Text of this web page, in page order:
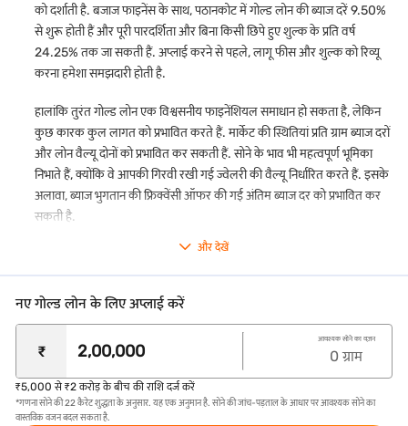
पार्ट-रिलीज़ सुविधा
हमारीगोल्ड लोन पार्ट रिलीज़ सुविधाके साथ, आप अपने लोन के एक हिस्से का
पुनर्भुगतान कर सकते हैं और अपनी लोन अवधि समाप्त होने से पहले अपनी गोल्ड
ज्वेलरी का एक हिस्सा वापस ले सकते हैं.
अपने लोन का एक हिस्सा पहले ही चुकाएं या बिना किसी अतिरिक्त लागत के पूरी
राशि का भुगतान करें.
पारदर्शी मूल्यांकन
यह सुनिश्चित करने के लिए कि आपको अपने सोने के लिए सर्वश्रेष्ठ वैल्यू मिलती है,
हम अपनी सभी शाखा में टॉप क्वालिटी कैरेट मीटर का उपयोग करते हैं.
गोल्ड का मुफ्त इंश्योरेंस
हमारा फ्री बीमा हमारी कस्टडी में होने पर आपकी गोल्ड ज्वेलरी की चोरी या नुकसान
हम कई पुनर्भुगतान विकल्प प्रदान करते हैं, जहां आप अपनी सुविधा के अनुसार
मासिक, द्वि-मासिक, त्रैमासिक, अर्ध-वार्षिक या वार्षिक आधार पर ब्याज का
भुगतान करने का विकल्प चुन सकते हैं. कृपया ध्यान दें कि मूल राशि और लंबित
ब्याज, अगर कोई हो, लोन मेच्योरिटी के समय भुगतान के लिए देय होगा.
आसान एप्लीकेशन प्रोसेस
गोल्ड लोन के लिए ऑनलाइन अप्लाई करें. जब आप अपने शहर में हमारीगोल्ड
को दर्शाती है. बजाज फाइनेंस के साथ, पठानकोट में गोल्ड लोन की ब्याज दरें 9.50%
से शुरू होती हैं और पूरी पारदर्शिता और बिना किसी छिपे हुए शुल्क के प्रति वर्ष
24.25% तक जा सकती हैं. अप्लाई करने से पहले, लागू फीस और शुल्क को रिव्यू
करना हमेशा समझदारी होती है.
हालांकि तुरंत गोल्ड लोन एक विश्वसनीय फाइनेंशियल समाधान हो सकता है, लेकिन
कुछ कारक कुल लागत को प्रभावित करते हैं. मार्केट की स्थितियां प्रति ग्राम ब्याज दरों
और लोन वैल्यू दोनों को प्रभावित कर सकती हैं. सोने के भाव भी महत्वपूर्ण भूमिका
निभाते हैं, क्योंकि वे आपकी गिरवी रखी गई ज्वेलरी की वैल्यू निर्धारित करते हैं. इसके
अलावा, ब्याज भुगतान की फ्रिक्वेंसी ऑफर की गई अंतिम ब्याज दर को प्रभावित कर
सकती है.
और देखें
नए गोल्ड लोन के लिए अप्लाई करें
₹
आवश्यक सोने का वज़न
0 ग्राम
₹5,000 से ₹2 करोड़ के बीच की राशि दर्ज करें
*गणना सोने की 22 कैरेट शुद्धता के अनुसार. यह एक अनुमान है. सोने की जांच-पड़ताल के आधार पर आवश्यक सोने का
वास्तविक वजन बदल सकता है.